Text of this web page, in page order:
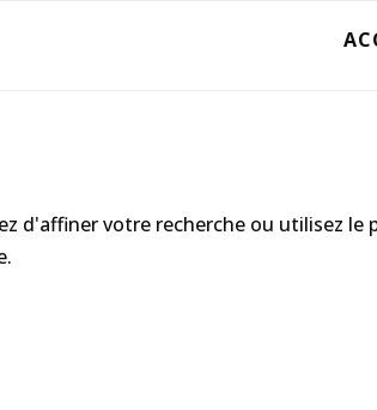
d'affiner votre recherche ou utilisez le